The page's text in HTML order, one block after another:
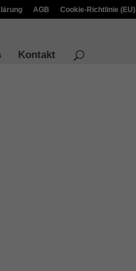
AGB Cookie-Richtlinie (EU)
Kontakt